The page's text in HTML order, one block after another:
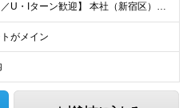
【転勤なし／U・Iターン歓迎】 本社（新宿区）、大阪支店、名古屋支店または東京都・神奈川県・千葉県・埼玉県・愛知県・大阪府・福岡県をはじめ、全国のプロジェクト先 ※ご希望を最大限考慮して配属先を決定
がメイン